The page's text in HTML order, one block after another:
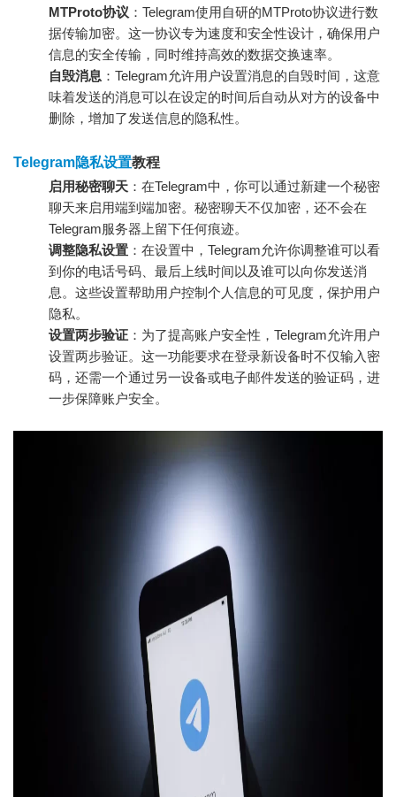
MTProto协议 ：Telegram使用自研的MTProto协议进行数
据传输加密。这一协议专为速度和安全性设计，确保用户
信息的安全传输，同时维持高效的数据交换速率。
自毁消息 ：Telegram允许用户设置消息的自毁时间，这意
味着发送的消息可以在设定的时间后自动从对方的设备中
删除，增加了发送信息的隐私性。
Telegram隐私设置教程
启用秘密聊天 ：在Telegram中，你可以通过新建一个秘密
聊天来启用端到端加密。秘密聊天不仅加密，还不会在
Telegram服务器上留下任何痕迹。
调整隐私设置 ：在设置中，Telegram允许你调整谁可以看
到你的电话号码、最后上线时间以及谁可以向你发送消
息。这些设置帮助用户控制个人信息的可见度，保护用户
隐私。
设置两步验证 ：为了提高账户安全性，Telegram允许用户
设置两步验证。这一功能要求在登录新设备时不仅输入密
码，还需一个通过另一设备或电子邮件发送的验证码，进
一步保障账户安全。